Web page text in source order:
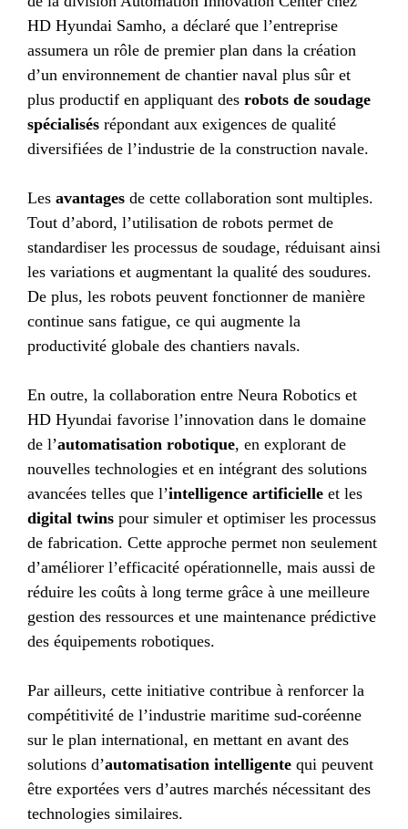
HD Hyundai Samho, a déclaré que l’entreprise
assumera un rôle de premier plan dans la création
d’un environnement de chantier naval plus sûr et
plus productif en appliquant des robots de soudage
spécialisés répondant aux exigences de qualité
diversifiées de l’industrie de la construction navale.
Les avantages de cette collaboration sont multiples.
Tout d’abord, l’utilisation de robots permet de
standardiser les processus de soudage, réduisant ainsi
les variations et augmentant la qualité des soudures.
De plus, les robots peuvent fonctionner de manière
continue sans fatigue, ce qui augmente la
productivité globale des chantiers navals.
En outre, la collaboration entre Neura Robotics et
HD Hyundai favorise l’innovation dans le domaine
de l’automatisation robotique, en explorant de
nouvelles technologies et en intégrant des solutions
avancées telles que l’intelligence artificielle et les
digital twins pour simuler et optimiser les processus
de fabrication. Cette approche permet non seulement
d’améliorer l’efficacité opérationnelle, mais aussi de
réduire les coûts à long terme grâce à une meilleure
gestion des ressources et une maintenance prédictive
des équipements robotiques.
Par ailleurs, cette initiative contribue à renforcer la
compétitivité de l’industrie maritime sud-coréenne
sur le plan international, en mettant en avant des
solutions d’automatisation intelligente qui peuvent
être exportées vers d’autres marchés nécessitant des
technologies similaires.